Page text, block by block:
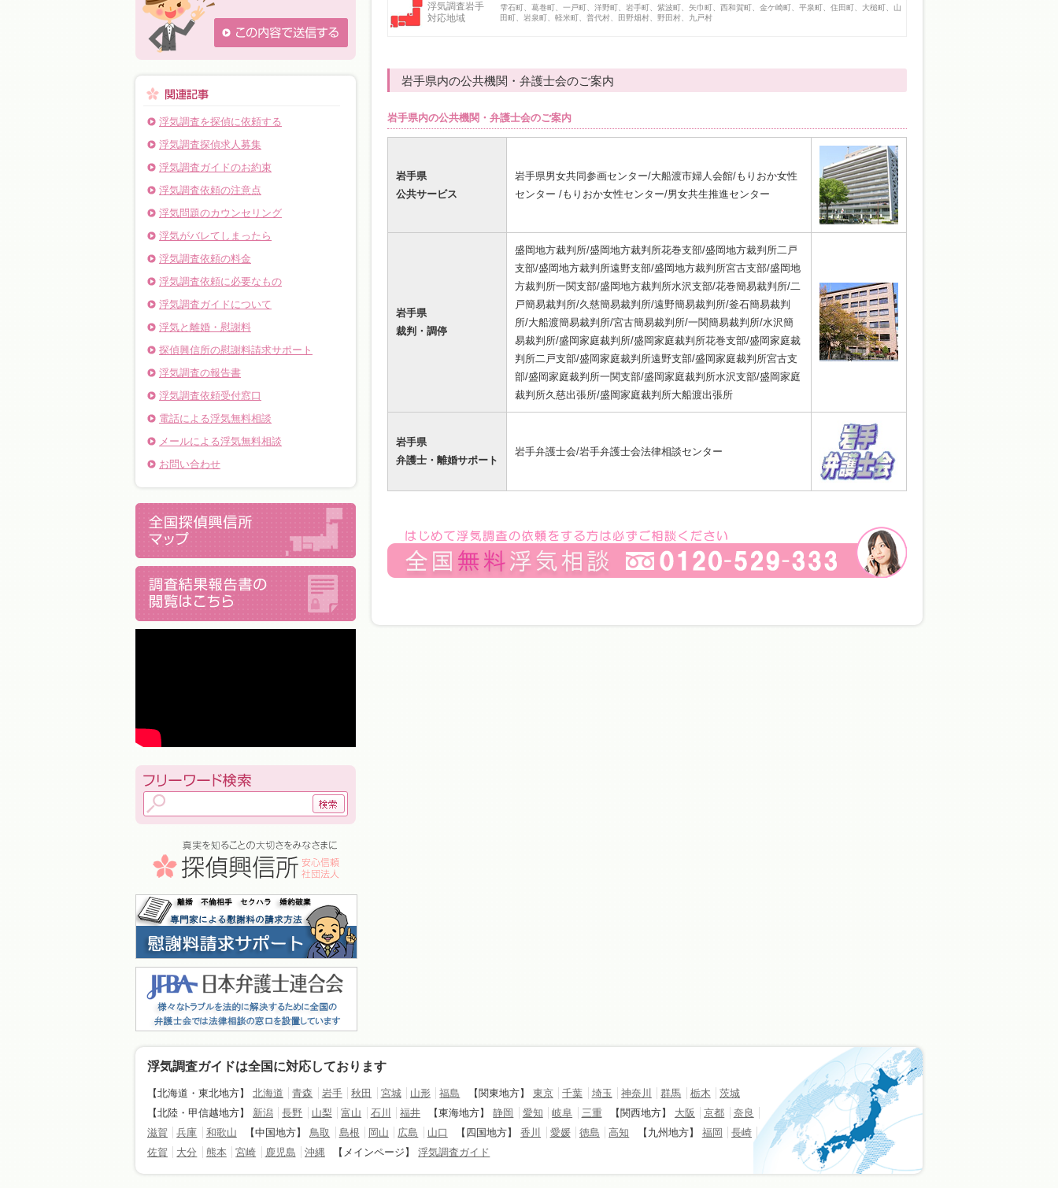
浮気調査岩手
対応地域
雫石町、葛巻町、一戸町、洋野町、岩手町、紫波町、矢巾町、西和賀町、金ケ崎町、平泉町、住田町、大槌町、山
田町、岩泉町、軽米町、普代村、田野畑村、野田村、九戸村
岩手県内の公共機関・弁護士会のご案内
岩手県内の公共機関・弁護士会のご案内
岩手県
公共サービス
岩手県男女共同参画センター/大船渡市婦人会館/もりおか女性
センター /もりおか女性センター/男女共生推進センター
岩手県
裁判・調停
盛岡地方裁判所/盛岡地方裁判所花巻支部/盛岡地方裁判所二戸
支部/盛岡地方裁判所遠野支部/盛岡地方裁判所宮古支部/盛岡地
方裁判所一関支部/盛岡地方裁判所水沢支部/花巻簡易裁判所/二
戸簡易裁判所/久慈簡易裁判所/遠野簡易裁判所/釜石簡易裁判
所/大船渡簡易裁判所/宮古簡易裁判所/一関簡易裁判所/水沢簡
易裁判所/盛岡家庭裁判所/盛岡家庭裁判所花巻支部/盛岡家庭裁
判所二戸支部/盛岡家庭裁判所遠野支部/盛岡家庭裁判所宮古支
部/盛岡家庭裁判所一関支部/盛岡家庭裁判所水沢支部/盛岡家庭
裁判所久慈出張所/盛岡家庭裁判所大船渡出張所
岩手県
弁護士・離婚サポート
岩手弁護士会/岩手弁護士会法律相談センター
浮気調査を探偵に依頼する
浮気調査探偵求人募集
浮気調査ガイドのお約束
浮気調査依頼の注意点
浮気問題のカウンセリング
浮気がバレてしまったら
浮気調査依頼の料金
浮気調査依頼に必要なもの
浮気調査ガイドについて
浮気と離婚・慰謝料
探偵興信所の慰謝料請求サポート
浮気調査の報告書
浮気調査依頼受付窓口
電話による浮気無料相談
メールによる浮気無料相談
お問い合わせ
浮気調査ガイドは全国に対応しております
【北海道・東北地方】 北海道 青森 岩手 秋田 宮城 山形 福島 【関東地方】 東京 千葉 埼玉 神奈川 群馬 栃木
茨城
【北陸・甲信越地方】
新潟 長野 山梨 富山 石川 福井 【東海地方】 静岡 愛知 岐阜 三重 【関西地方】 大阪 京都
奈良
滋賀
兵庫 和歌山 【中国地方】 鳥取 島根 岡山 広島 山口 【四国地方】 香川 愛媛 徳島 高知 【九州地方】 福岡
長崎
佐賀
大分 熊本 宮崎 鹿児島 沖縄 【メインページ】 浮気調査ガイド